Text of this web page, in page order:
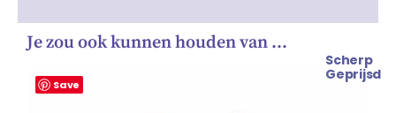
Je zou ook kunnen houden van …
Save
Scherp
Geprijsd
prijs